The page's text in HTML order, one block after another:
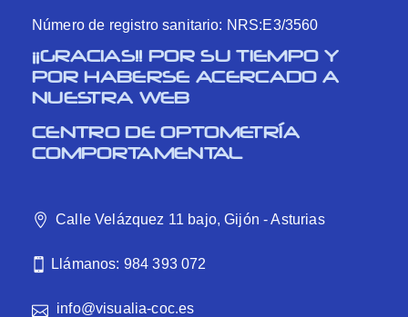
Número de registro sanitario: NRS:E3/3560
¡¡GRACIAS!! POR SU TIEMPO Y
POR HABERSE ACERCADO A
NUESTRA WEB
CENTRO DE OPTOMETRÍA
COMPORTAMENTAL
Calle Velázquez 11 bajo, Gijón - Asturias
Llámanos: 984 393 072
info@visualia-coc.es